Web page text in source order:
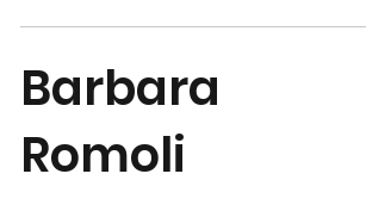
Barbara
Romoli